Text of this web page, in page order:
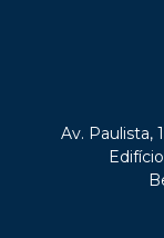
Av. Paulista,